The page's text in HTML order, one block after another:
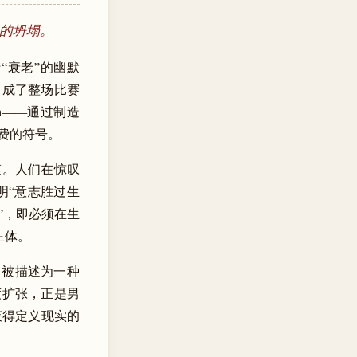
坍塌。
衰老”的幽默
了整场比赛
通过制造
符号。
。人们在惊叹
“意志胜过生
即必须在生
。
描述为一种
张，正是男
定义现实的